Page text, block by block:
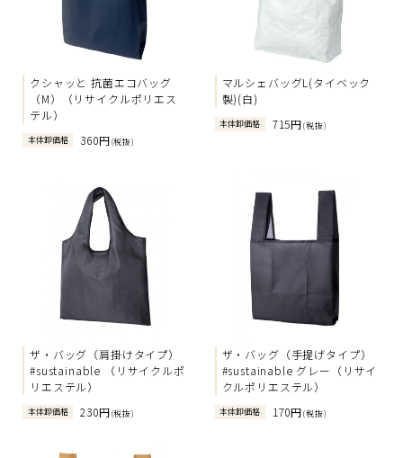
クシャッと 抗菌エコバッグ
（M）（リサイクルポリエス
テル）
本体卸価格 360円(税抜)
マルシェバッグL(タイベック
製)(白)
本体卸価格 715円(税抜)
ザ・バッグ（肩掛けタイプ）
#sustainable （リサイクルポ
リエステル）
本体卸価格 230円(税抜)
ザ・バッグ（手提げタイプ）
#sustainable グレー（リサイ
クルポリエステル）
本体卸価格 170円(税抜)